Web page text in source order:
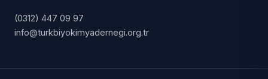
(0312) 447 09 97
info@turkbiyokimyadernegi.org.tr